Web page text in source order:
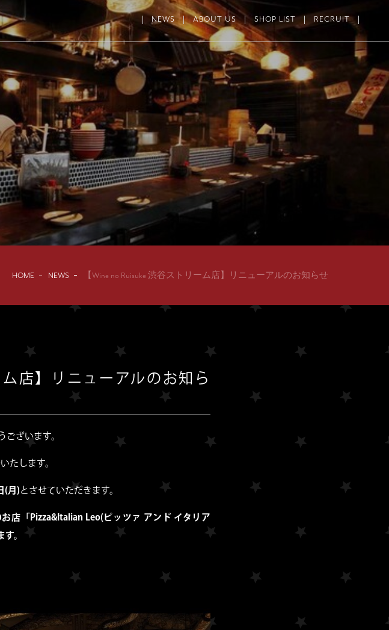
NEWS ABOUT US SHOP LIST RECRUIT
HOME NEWS 【Wine no Ruisuke 渋谷ストリーム店】リニューアルのお知らせ
店】リニューアルのお知ら
ざいます。
たします。
(月)とさせていただきます。
店「Pizza&Italian Leo(ピッツァ アンド イタリア
。